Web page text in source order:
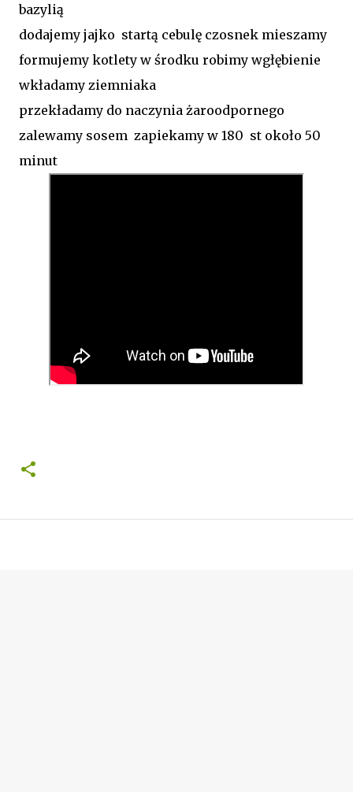
bazylią
dodajemy jajko startą cebulę czosnek mieszamy
formujemy kotlety w środku robimy wgłębienie
wkładamy ziemniaka
przekładamy do naczynia żaroodpornego
zalewamy sosem zapiekamy w 180 st około 50
minut